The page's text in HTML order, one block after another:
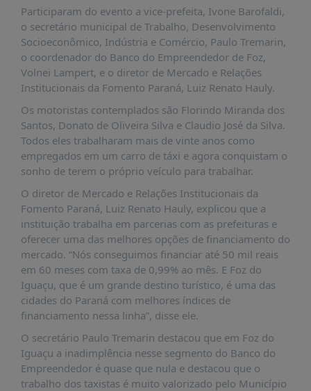
DADOS
FRENTE
PARLAMENTAR
SOBRE
A
FRENTE
MATERIAIS
INFORMAÇÕES
CURSOS
E
EVENTOS
INSCRIÇÕES
MATERIAIS
DISPONÍVEIS
PUBLICAÇÕES
REVISTA
RUMOS
LIVROS
Participaram do evento a vice-prefeita, Ivone Barofaldi,
o secretário municipal de Trabalho, Desenvolvimento
Socioeconômico, Indústria e Comércio, Paulo Tremarin,
o coordenador do Banco do Empreendedor de Foz,
Volnei Lampert, e o diretor de Mercado e Relações
Institucionais da Fomento Paraná, Luiz Renato Hauly.
Os motoristas contemplados são Florindo Miranda dos
Santos, Donato de Oliveira Silva e Claudio José da Silva.
Todos eles trabalharam mais de vinte anos como
empregados em um carro de táxi e agora conquistam o
sonho de terem o próprio veículo para trabalhar.
O diretor de Mercado e Relações Institucionais da
Fomento Paraná, Luiz Renato Hauly, explicou que a
instituição trabalha em parcerias com as prefeituras e
oferecer uma das melhores opções de financiamento do
mercado. “Nós conseguimos financiar até 50 mil reais
em 60 meses com taxa de 0,99% ao mês. E Foz do
Iguaçu, que é um grande destino turístico, é uma das
cidades do Paraná com melhores índices de
financiamento nessa linha”, disse ele.
O secretário Paulo Tremarin destacou que em Foz do
Iguaçu a inadimplência nesse segmento do Banco do
Empreendedor é quase que nula e destacou que o
trabalho dos taxistas é muito valorizado pelo Município